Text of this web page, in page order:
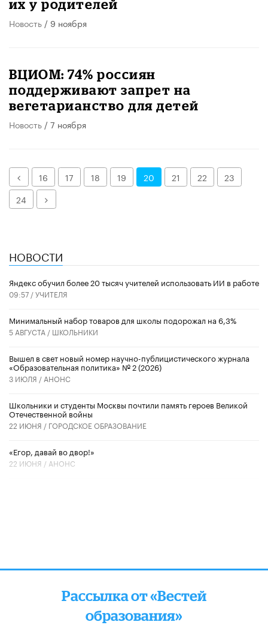
их у родителей
Новость / 9 ноября
ВЦИОМ: 74% россиян
поддерживают запрет на
вегетарианство для детей
Новость / 7 ноября
Назад16 17 18 19 20 21 22
23
24
Далее
НОВОСТИ
​Яндекс обучил более 20 тысяч учителей использовать ИИ в работе
09:57 /УЧИТЕЛЯ
Минимальный набор товаров для школы подорожал на 6,3%
5 АВГУСТА / ШКОЛЬНИКИ
Вышел в свет новый номер научно-публицистического журнала
«Образовательная политика» № 2 (2026)
3 ИЮЛЯ / АНОНС
Школьники и студенты Москвы почтили память героев Великой
Отечественной войны
22 ИЮНЯ / ГОРОДСКОЕ ОБРАЗОВАНИЕ
«Егор, давай во двор!»
22 ИЮНЯ / АНОНС
Рассылка от «Вестей
образования»